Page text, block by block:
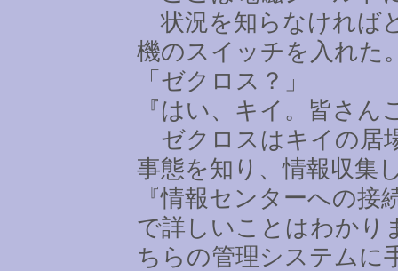
状況を知らなければ
機のスイッチを入れた
「ゼクロス？」
『はい、キイ。皆さん
ゼクロスはキイの居
事態を知り、情報収集
『情報センターへの
で詳しいことはわかり
ちらの管理システムに